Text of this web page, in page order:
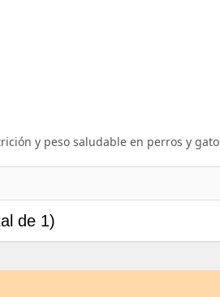
y peso saludable en perros y
de 1)